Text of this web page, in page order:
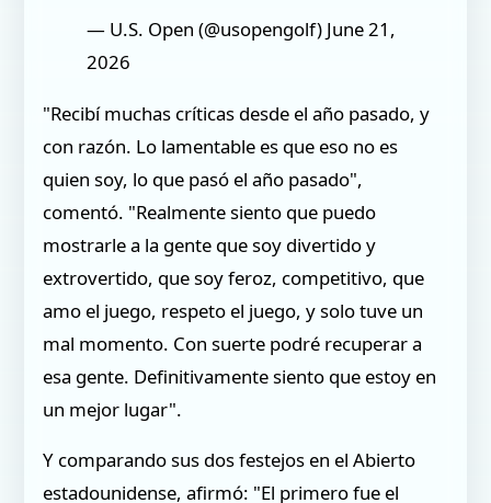
— U.S. Open (@usopengolf) June 21,
2026
"Recibí muchas críticas desde el año pasado, y
con razón. Lo lamentable es que eso no es
quien soy, lo que pasó el año pasado",
comentó. "Realmente siento que puedo
mostrarle a la gente que soy divertido y
extrovertido, que soy feroz, competitivo, que
amo el juego, respeto el juego, y solo tuve un
mal momento. Con suerte podré recuperar a
esa gente. Definitivamente siento que estoy en
un mejor lugar".
Y comparando sus dos festejos en el Abierto
estadounidense, afirmó: "El primero fue el